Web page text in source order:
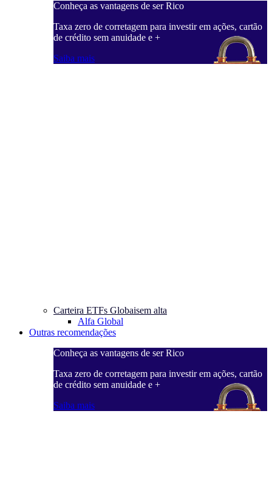
Conheça as vantagens de ser Rico
Taxa zero de corretagem para investir em ações, cartão
de crédito sem anuidade e +
Saiba mais
Carteira ETFs Globaisem alta
Alfa Global
Outras recomendações
Conheça as vantagens de ser Rico
Taxa zero de corretagem para investir em ações, cartão
de crédito sem anuidade e +
Saiba mais